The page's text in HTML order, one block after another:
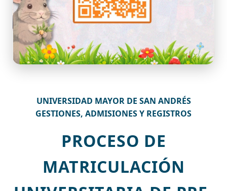
UNIVERSIDAD MAYOR DE SAN ANDRÉS
GESTIONES, ADMISIONES Y REGISTROS
PROCESO DE
MATRICULACIÓN